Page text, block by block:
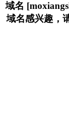
域名
域名感兴趣，